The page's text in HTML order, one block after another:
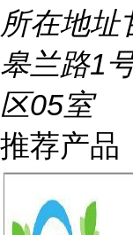
所在地址
皋兰路1
区05室
推荐产品